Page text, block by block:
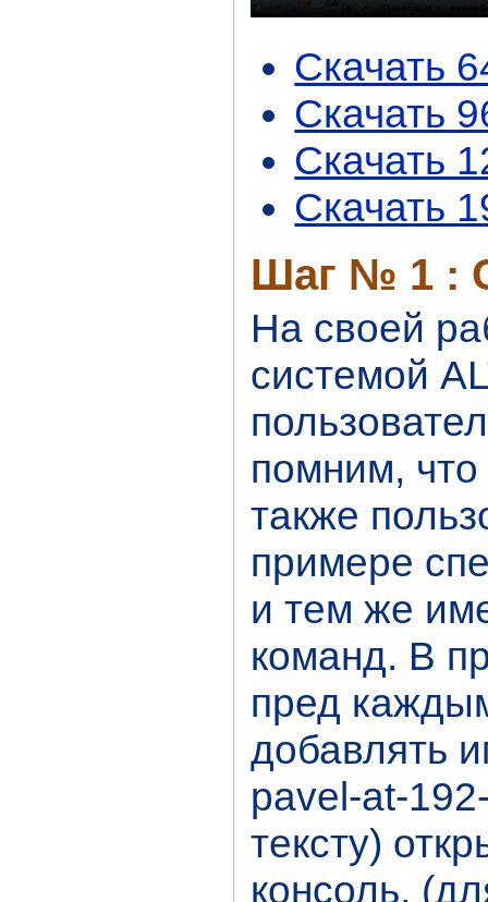
Скачать
Скачать
Скачать
Скачать
Шаг № 1 :
На своей
системой
помним,
также
примере
и тем же
команд. В
пред
добавлять
pavel-at-
тексту)
консоль,